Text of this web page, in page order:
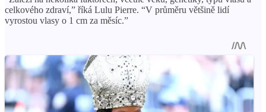
celkového zdraví,” říká Lulu Pierre. “V průměru většině lidí
vyrostou vlasy o 1 cm za měsíc.”